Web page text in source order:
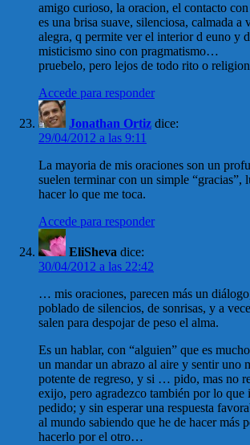
amigo curioso, la oracion, el contacto
es una brisa suave, silenciosa, calmada a
alegra, q permite ver el interior d euno y
misticismo sino con pragmatismo…
pruebelo, pero lejos de todo rito o
Accede para responder
Jonathan Ortiz dice:
29/04/2012 a las 9:11
La mayoria de mis oraciones son un
suelen terminar con un simple “gracias”,
hacer lo que me toca.
Accede para responder
EliSheva dice:
30/04/2012 a las 22:42
… mis oraciones, parecen más un
poblado de silencios, de sonrisas, y a
salen para despojar de peso el alma.
Es un hablar, con “alguien” que es
un mandar un abrazo al aire y sentir uno
potente de regreso, y si … pido, mas no
exijo, pero agradezco también por lo que
pedido; y sin esperar una respuesta
al mundo sabiendo que he de hacer más
hacerlo por el otro…